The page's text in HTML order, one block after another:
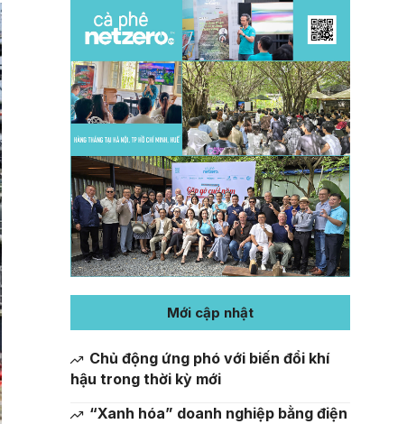
Mới cập nhật
Chủ động ứng phó với biến đổi khí
hậu trong thời kỳ mới
“Xanh hóa” doanh nghiệp bằng điện